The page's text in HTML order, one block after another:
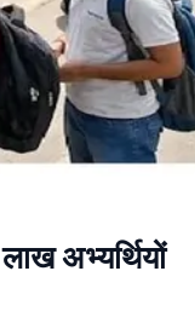
अभ्यर्थियों